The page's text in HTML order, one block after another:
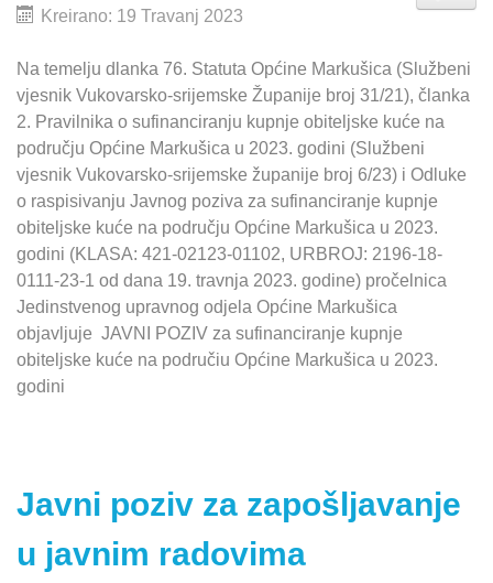
Kreirano: 19 Travanj 2023
Na temelju dlanka 76. Statuta Općine Markušica (Službeni
vjesnik Vukovarsko-srijemske Županije broj 31/21), članka
2. Pravilnika o sufinanciranju kupnje obiteljske kuće na
području Općine Markušica u 2023. godini (Službeni
vjesnik Vukovarsko-srijemske županije broj 6/23) i Odluke
o raspisivanju Javnog poziva za sufinanciranje kupnje
obiteljske kuće na području Općine Markušica u 2023.
godini (KLASA: 421-02123-01102, URBROJ: 2196-18-
0111-23-1 od dana 19. travnja 2023. godine) pročelnica
Jedinstvenog upravnog odjela Općine Markušica
objavljuje JAVNI POZIV za sufinanciranje kupnje
obiteljske kuće na područiu Općine Markušica u 2023.
godini
Javni poziv za zapošljavanje
u javnim radovima